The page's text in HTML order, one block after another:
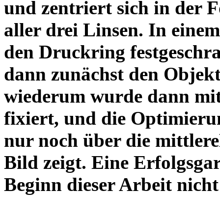
und zentriert sich in der
aller drei Linsen. In
den Druckring
dann zunächst den
wiederum wurde dann
fixiert, und die
nur noch über die
Bild zeigt. Eine
Beginn dieser Arbeit